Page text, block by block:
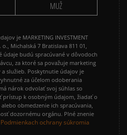
MUŽ
je MARKETING INVESTMENT
o., Michalská 7 Bratislava 811 01,
údaje budú spracúvané v dôvodoch
za ktoré sa považuje marketing
služieb. Poskytnutie údajov je
za účelom odoberania
nárok odvolať svoj súhlas so
prístup k osobným údajom, žiadať o
obmedzenie ich spracúvania,
dozornému orgánu. Plné znenie
Podmienkach ochrany súkromia